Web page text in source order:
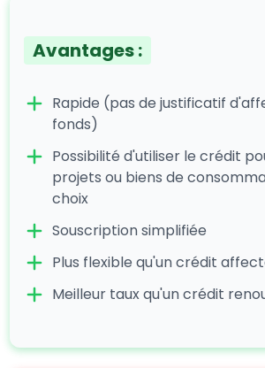
Avantages :
Rapide (pas de justificatif
fonds)
Possibilité d'utiliser le crédit
projets ou biens de
choix
Souscription simplifiée
Plus flexible qu'un crédit
Meilleur taux qu'un crédit